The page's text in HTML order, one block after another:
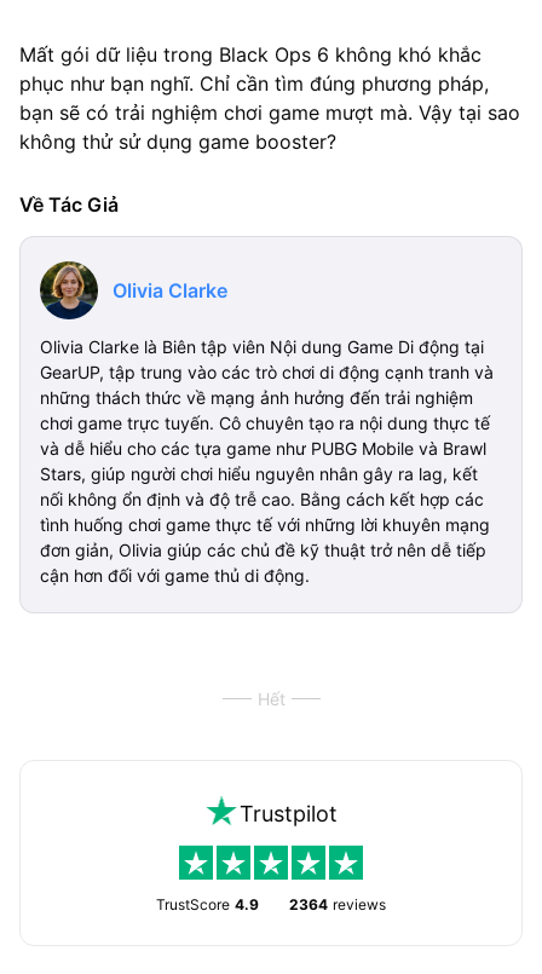
Mất gói dữ liệu trong Black Ops 6 không khó khắc
phục như bạn nghĩ. Chỉ cần tìm đúng phương pháp,
bạn sẽ có trải nghiệm chơi game mượt mà. Vậy tại sao
không thử sử dụng game booster?
Về Tác Giả
Olivia Clarke
Olivia Clarke là Biên tập viên Nội dung Game Di động tại
GearUP, tập trung vào các trò chơi di động cạnh tranh và
những thách thức về mạng ảnh hưởng đến trải nghiệm
chơi game trực tuyến. Cô chuyên tạo ra nội dung thực tế
và dễ hiểu cho các tựa game như PUBG Mobile và Brawl
Stars, giúp người chơi hiểu nguyên nhân gây ra lag, kết
nối không ổn định và độ trễ cao. Bằng cách kết hợp các
tình huống chơi game thực tế với những lời khuyên mạng
đơn giản, Olivia giúp các chủ đề kỹ thuật trở nên dễ tiếp
cận hơn đối với game thủ di động.
Hết
Trustpilot
TrustScore 4.9 2364 reviews